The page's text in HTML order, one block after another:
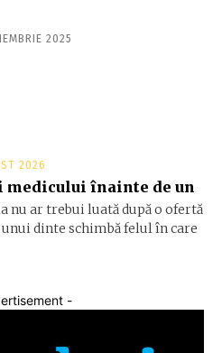
2025
2026
medicului înainte de un
nu ar trebui luată după o ofertă
dinte schimbă felul în care
-